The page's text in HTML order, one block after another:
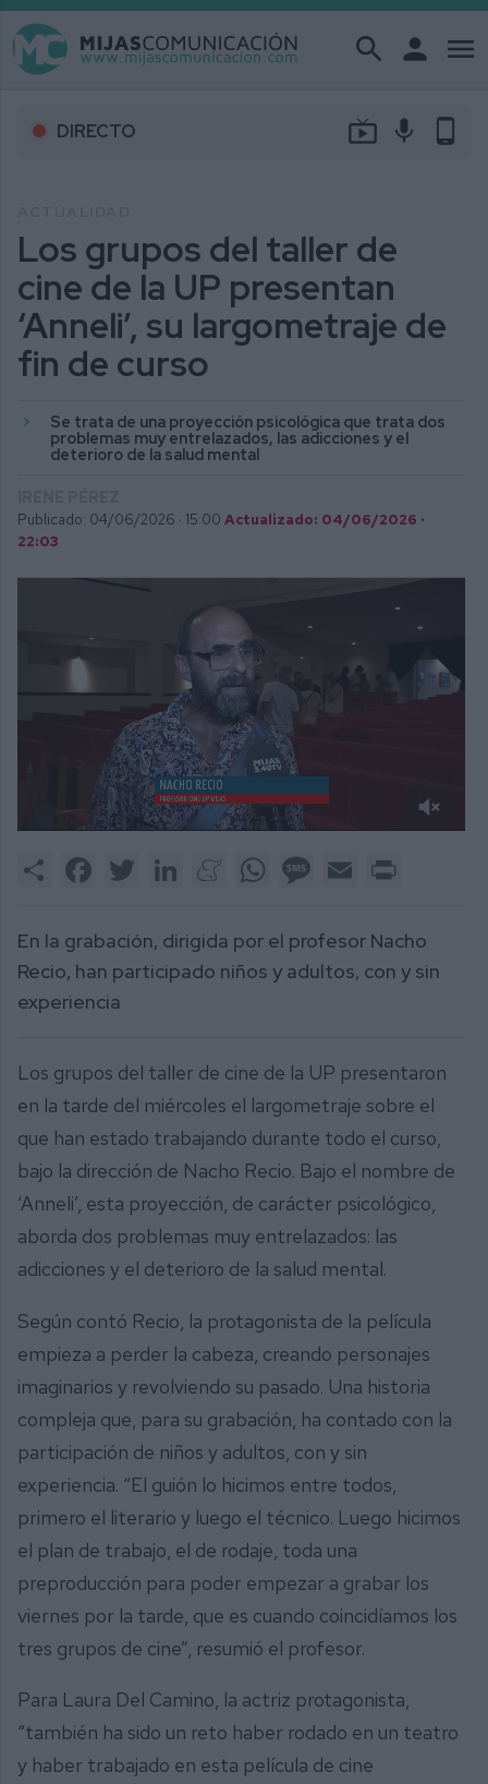
search person menu
DIRECTO live_tv mic phone_android
Los grupos del taller de
cine de la UP presentan
‘Anneli’, su largometraje de
fin de curso
Se trata de una proyección psicológica que trata dos
problemas muy entrelazados, las adicciones y el
deterioro de la salud mental
Publicado: 04/06/2026 · 15:00 Actualizado: 04/06/2026 ·
22:03
1
Share FacebookTwitter LinkedInMeneameWhatsAppMessage
Email
En la grabación, dirigida por el profesor Nacho
Recio, han participado niños y adultos, con y sin
experiencia
Los grupos del taller de cine de la UP presentaron
en la tarde del miércoles el largometraje sobre el
que han estado trabajando durante todo el curso,
bajo la dirección de Nacho Recio. Bajo el nombre de
‘Anneli’, esta proyección, de carácter psicológico,
aborda dos problemas muy entrelazados: las
adicciones y el deterioro de la salud mental.
Según contó Recio, la protagonista de la película
empieza a perder la cabeza, creando personajes
imaginarios y revolviendo su pasado. Una historia
compleja que, para su grabación, ha contado con la
participación de niños y adultos, con y sin
experiencia. “El guión lo hicimos entre todos,
primero el literario y luego el técnico. Luego hicimos
el plan de trabajo, el de rodaje, toda una
preproducción para poder empezar a grabar los
viernes por la tarde, que es cuando coincidíamos los
tres grupos de cine”, resumió el profesor.
Para Laura Del Camino, la actriz protagonista,
“también ha sido un reto haber rodado en un teatro
y haber trabajado en esta película de cine